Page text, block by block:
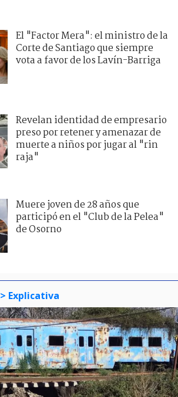
El "Factor Mera": el ministro de la
Corte de Santiago que siempre
vota a favor de los Lavín-Barriga
Revelan identidad de empresario
preso por retener y amenazar de
muerte a niños por jugar al "rin
raja"
Muere joven de 28 años que
participó en el "Club de la Pelea"
de Osorno
> Explicativa